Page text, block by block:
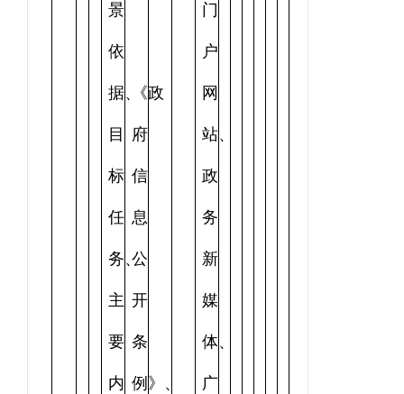
景
依
据、
目
标
任
务、
主
要
内
《政
府
信
息
公
开
条
例》、
门
户
网
站、
政
务
新
媒
体、
广